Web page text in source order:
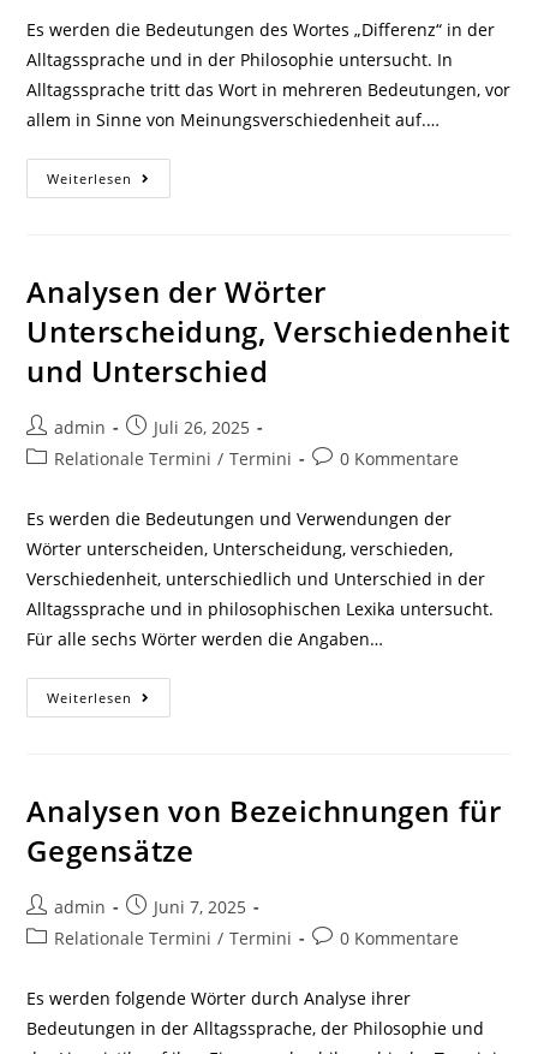
Es werden die Bedeutungen des Wortes „Differenz“ in der
Alltagssprache und in der Philosophie untersucht. In
Alltagssprache tritt das Wort in mehreren Bedeutungen, vor
allem in Sinne von Meinungsverschiedenheit auf.…
Weiterlesen Analysen
Des
Analysen der Wörter
Unterscheidung, Verschiedenheit
und Unterschied
Beitrags-
Autor:
admin
Beitrag
veröffentlicht:
Juli 26, 2025
Beitrags-
Relationale Termini / Termini
Beitrags-
0 Kommentare
Es werden die Bedeutungen und Verwendungen der
Wörter unterscheiden, Unterscheidung, verschieden,
Verschiedenheit, unterschiedlich und Unterschied in der
Alltagssprache und in philosophischen Lexika untersucht.
Für alle sechs Wörter werden die Angaben…
Weiterlesen Analysen
Der
Unterschied
Analysen von Bezeichnungen für
Gegensätze
Beitrags-
Autor:
admin
Beitrag
veröffentlicht:
Juni 7, 2025
Beitrags-
Relationale Termini / Termini
Beitrags-
0 Kommentare
Es werden folgende Wörter durch Analyse ihrer
Bedeutungen in der Alltagssprache, der Philosophie und